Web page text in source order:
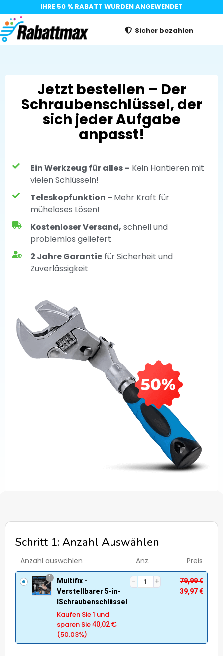
IHRE 50 % RABATT WURDEN ANGEWENDET
Sicher bezahlen
Jetzt bestellen – Der
Schraubenschlüssel, der
sich jeder Aufgabe
anpasst!
Ein Werkzeug für alles – Kein Hantieren mit
vielen Schlüsseln!
Teleskopfunktion – Mehr Kraft für
müheloses Lösen!
Kostenloser Versand, schnell und
problemlos geliefert
2 Jahre Garantiefür Sicherheit und
Zuverlässigkeit
Schritt 1: Anzahl Auswählen
Anzahl auswählen Anz. Preis
1
Multifix -
Verstellbarer 5-in-
lSchraubenschlüssel
Kaufen Sie 1 und
sparen Sie40,02 €
(50.03%)
79,99€
39,97€